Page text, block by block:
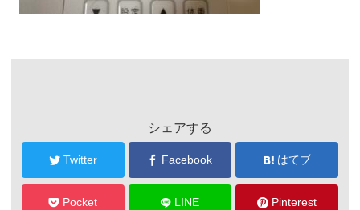
シェアする
Twitter Facebook はてブ
Pocket LINE Pinterest